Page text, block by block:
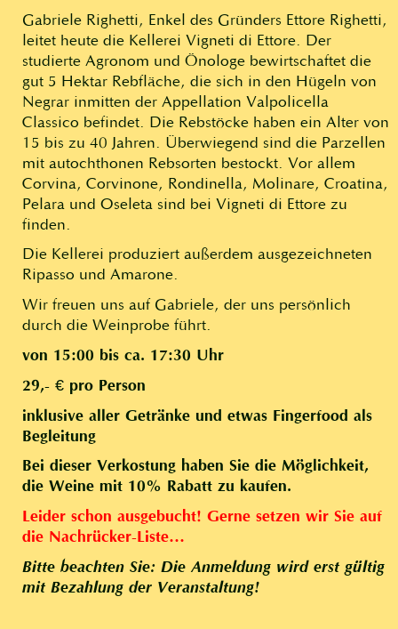
Gabriele Righetti, Enkel des Gründers Ettore Righetti,
leitet heute die Kellerei Vigneti di Ettore. Der
studierte Agronom und Önologe bewirtschaftet die
gut 5 Hektar Rebfläche, die sich in den Hügeln von
Negrar inmitten der Appellation Valpolicella
Classico befindet. Die Rebstöcke haben ein Alter von
15 bis zu 40 Jahren. Überwiegend sind die Parzellen
mit autochthonen Rebsorten bestockt. Vor allem
Corvina, Corvinone, Rondinella, Molinare, Croatina,
Pelara und Oseleta sind bei Vigneti di Ettore zu
finden.
Die Kellerei produziert außerdem ausgezeichneten
Ripasso und Amarone.
Wir freuen uns auf Gabriele, der uns persönlich
durch die Weinprobe führt.
von 15:00 bis ca. 17:30 Uhr
29,- € pro Person
inklusive aller Getränke und etwas Fingerfood als
Begleitung
Bei dieser Verkostung haben Sie die Möglichkeit,
die Weine mit 10% Rabatt zu kaufen.
Leider schon ausgebucht! Gerne setzen wir Sie auf
die Nachrücker-Liste…
Bitte beachten Sie: Die Anmeldung wird erst gültig
mit Bezahlung der Veranstaltung!